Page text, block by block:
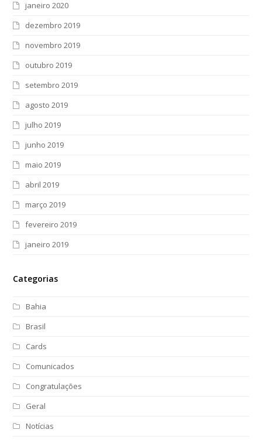
janeiro 2020
dezembro 2019
novembro 2019
outubro 2019
setembro 2019
agosto 2019
julho 2019
junho 2019
maio 2019
abril 2019
março 2019
fevereiro 2019
janeiro 2019
Categorias
Bahia
Brasil
Cards
Comunicados
Congratulações
Geral
Notícias